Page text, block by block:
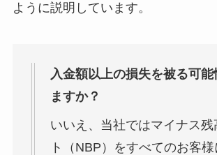
ように説明しています。
入金額以上の損失を被る可能
ますか？
いいえ、当社ではマイナス残
ト（NBP）をすべてのお客様